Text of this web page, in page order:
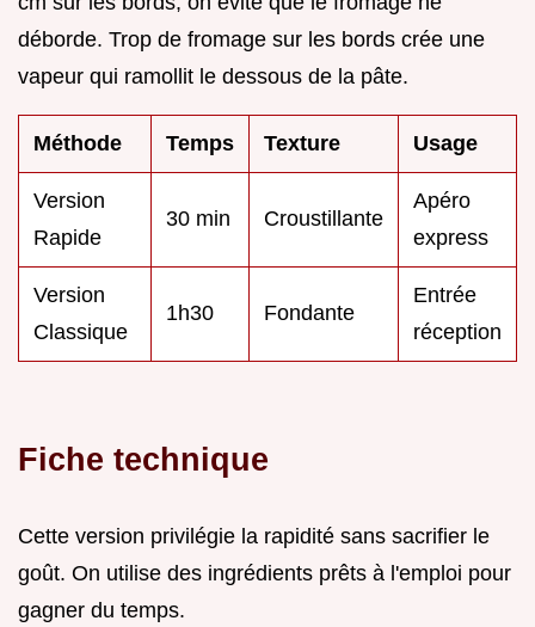
déborde. Trop de fromage sur les bords crée une
vapeur qui ramollit le dessous de la pâte.
Méthode Temps Texture Usage
Version
Rapide
30 min Croustillante
Apéro
express
Version
Classique
1h30 Fondante
Entrée
réception
Fiche technique
Cette version privilégie la rapidité sans sacrifier le
goût. On utilise des ingrédients prêts à l'emploi pour
gagner du temps.